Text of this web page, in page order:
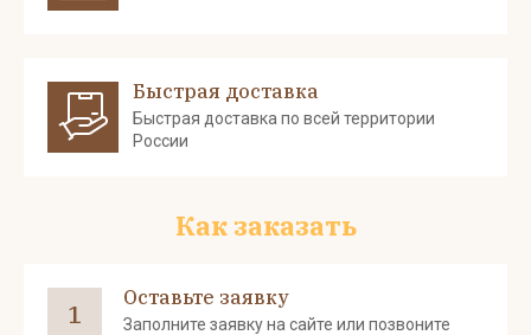
Быстрая доставка
Быстрая доставка по всей территории
России
Как заказать
1
Оставьте заявку
Заполните заявку на сайте или позвоните